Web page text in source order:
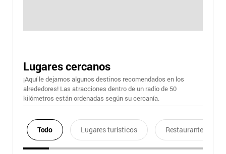
Lugares cercanos
¡Aquí le dejamos algunos destinos recomendados en los
alrededores! Las atracciones dentro de un radio de 50
kilómetros están ordenadas según su cercanía.
Todo Lugares turísticos Restaurantes